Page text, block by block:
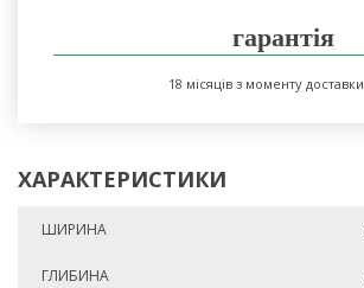
гарантія
18 місяців з моменту доставки
ХАРАКТЕРИСТИКИ
ШИРИНА
ГЛИБИНА